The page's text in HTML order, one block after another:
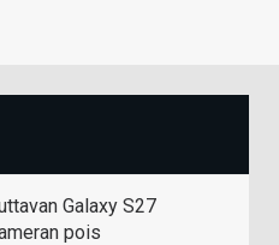
Galaxy S27
pois